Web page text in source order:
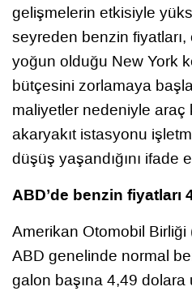
gelişmelerin etkisiyle
seyreden benzin
yoğun olduğu New York
bütçesini zorlamaya
maliyetler nedeniyle araç
akaryakıt istasyonu
düşüş yaşandığını ifade
ABD’de benzin fiyatları
Amerikan Otomobil
ABD genelinde normal
galon başına 4,49 dolara